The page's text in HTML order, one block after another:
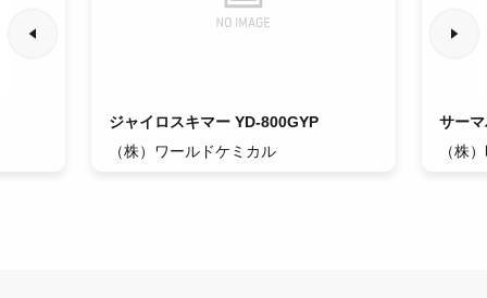
ジャイロスキマー YD-800GYP
（株）ワールドケミカル
サー
（株